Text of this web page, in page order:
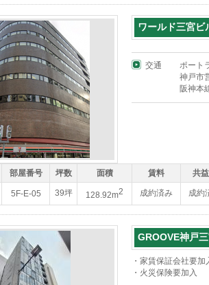
ワールド三宮ビ
交通
ポート
神戸市
阪神本
部屋番号 坪数 面積 賃料 共
5F-E-05 39坪 128.92m2 成約済み 成約
GROOVE神戸
・家賃保証会社要加
・火災保険要加入